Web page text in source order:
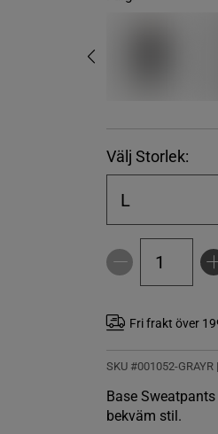
Välj Storlek:
L
Fri frakt över
SKU #001052-GRAYR
Base
bekväm stil.